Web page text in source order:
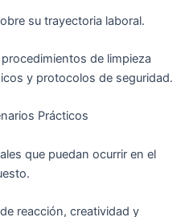
su trayectoria laboral.
de limpieza
y protocolos de seguridad.
Prácticos
que puedan ocurrir en el
reacción, creatividad y